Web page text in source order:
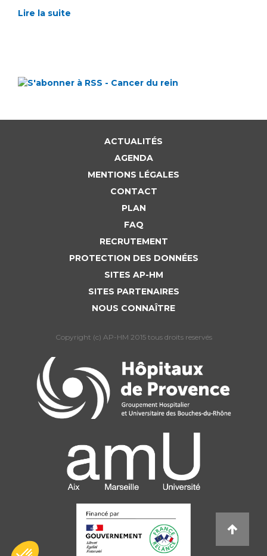
Lire la suite
ACTUALITÉS
AGENDA
MENTIONS LÉGALES
CONTACT
PLAN
FAQ
RECRUTEMENT
PROTECTION DES DONNÉES
SITES AP-HM
SITES PARTENAIRES
NOUS CONNAÎTRE
Copyright (c) AP-HM 2015 tous droits reservés